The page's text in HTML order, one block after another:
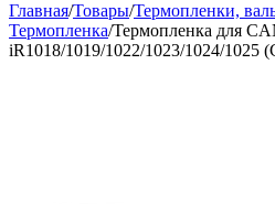
Главная/Товары/Термопленки,
Термопленка/Термопленка для
iR1018/1019/1022/1023/1024/1025